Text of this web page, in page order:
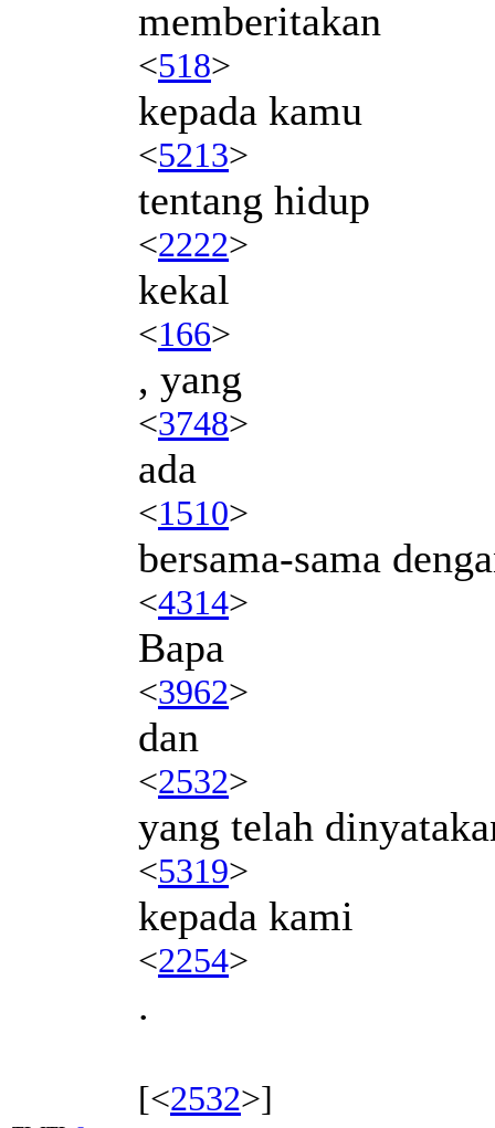
memberitakan
<518>
kepada kamu
<5213>
tentang hidup
<2222>
kekal
<166>
, yang
<3748>
ada
<1510>
bersama-sama
<4314>
Bapa
<3962>
dan
<2532>
yang telah
<5319>
kepada kami
<2254>
.
[<2532>]